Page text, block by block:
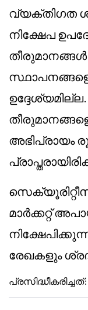
വ്യക്തിഗത
നിക്ഷേപ
അഭിപ്രായം
മാർക്കറ്റ്
രേഖകളും
പ്രസിദ്ധീകരിച്ചത്: